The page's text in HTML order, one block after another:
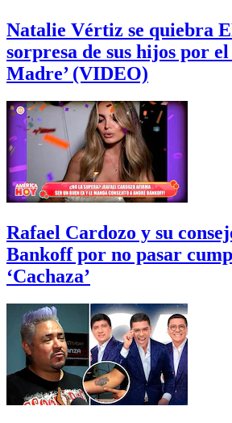
Natalie Vértiz se quiebra
sorpresa de sus hijos por
Madre’ (VIDEO)
Rafael Cardozo y su
Bankoff por no pasar
‘Cachaza’